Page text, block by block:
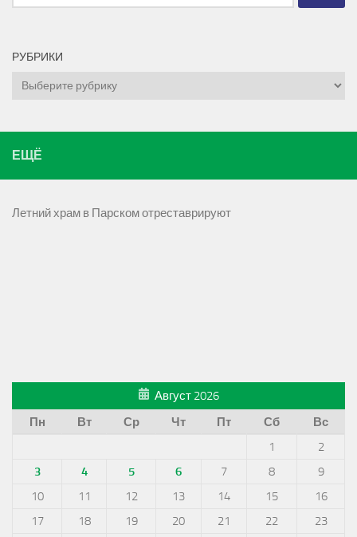
РУБРИКИ
Рубрики
ЕЩЁ
Летний храм в Парском отреставрируют
Август 2026
Пн
Вт Ср Чт Пт Сб
Вс
1
2
3
4 5 6 7 8
9
10
11 12 13 14 15
16
17
18 19 20 21 22
23